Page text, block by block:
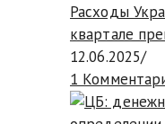
Расходы
квартале
12.06.2025/
1